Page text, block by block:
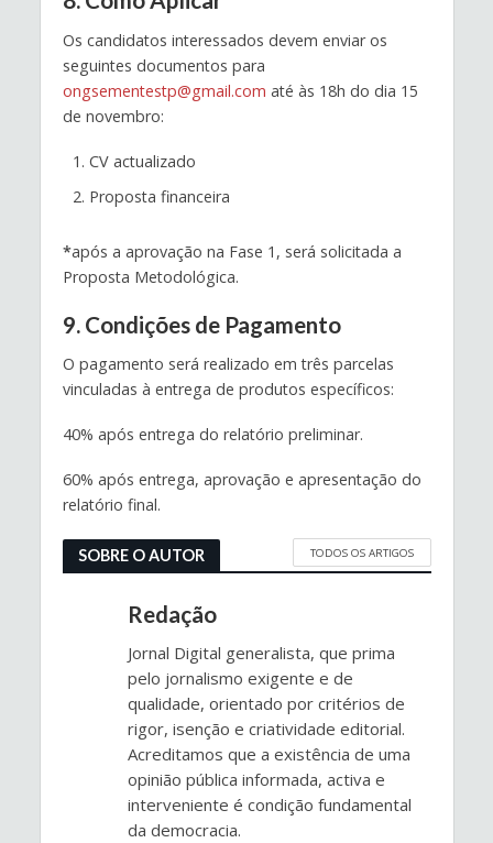
Os candidatos interessados devem enviar os
seguintes documentos para
ongsementestp@gmail.com até às 18h do dia 15
de novembro:
CV actualizado
Proposta financeira
*após a aprovação na Fase 1, será solicitada a
Proposta Metodológica.
9. Condições de Pagamento
O pagamento será realizado em três parcelas
vinculadas à entrega de produtos específicos:
40% após entrega do relatório preliminar.
60% após entrega, aprovação e apresentação do
relatório final.
SOBRE O AUTOR TODOS OS ARTIGOS
Redação
Jornal Digital generalista, que prima
pelo jornalismo exigente e de
qualidade, orientado por critérios de
rigor, isenção e criatividade editorial.
Acreditamos que a existência de uma
opinião pública informada, activa e
interveniente é condição fundamental
da democracia.